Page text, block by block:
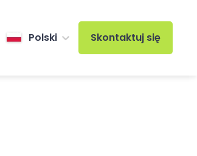
Polski Skontaktuj się